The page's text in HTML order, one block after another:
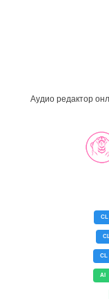
Аудио редактор
CL
CL
AI